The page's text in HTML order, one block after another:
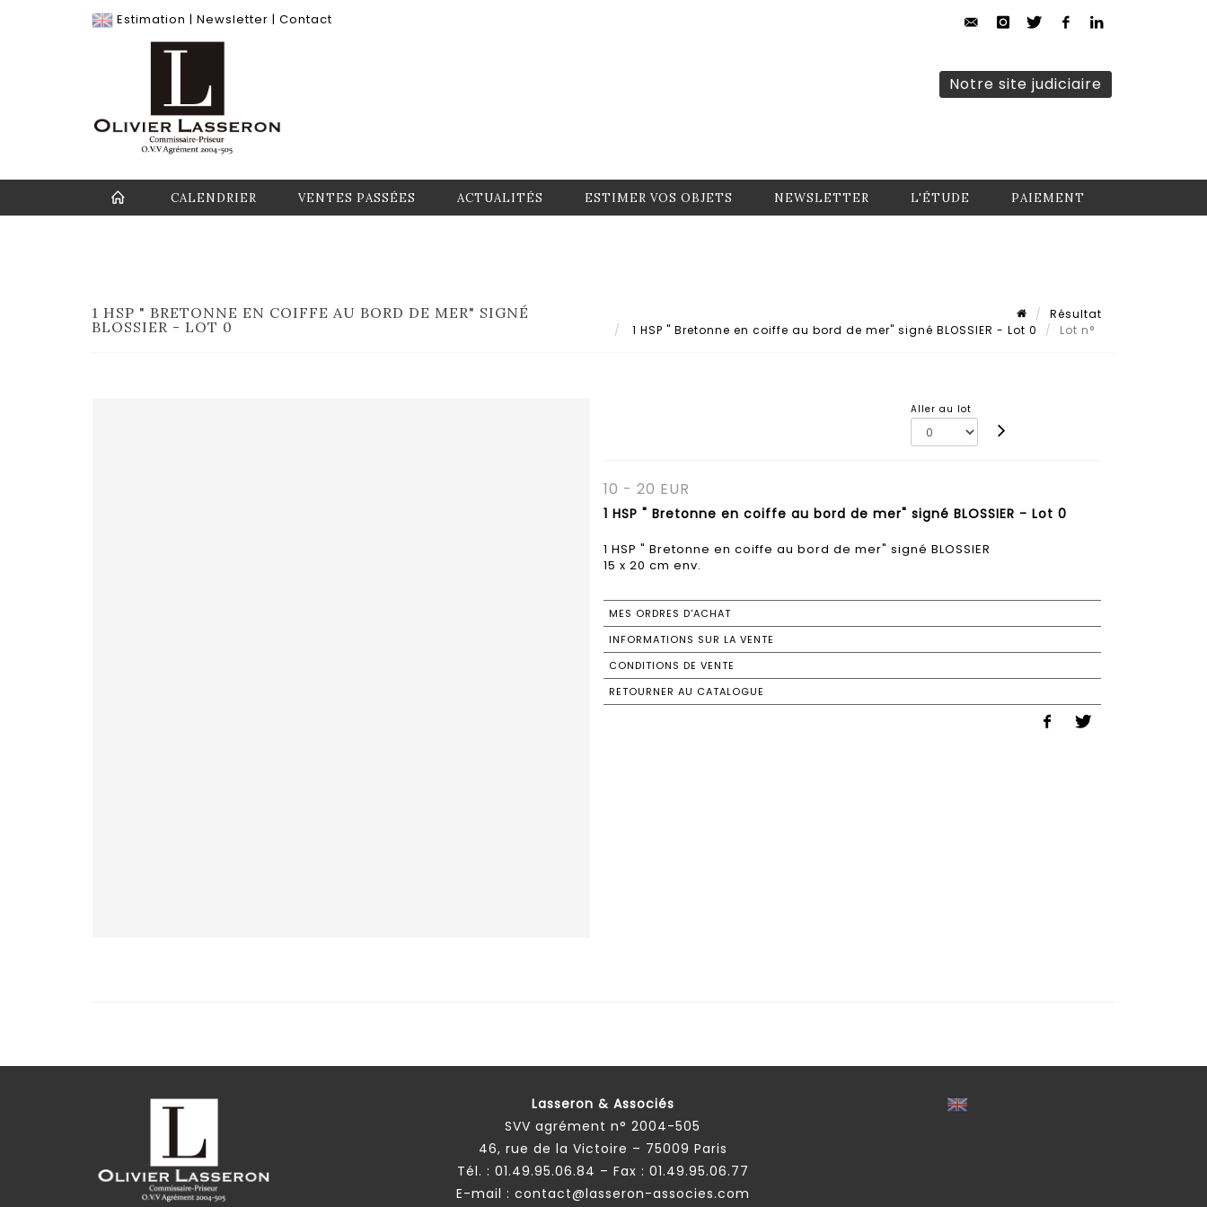
Estimation | Newsletter | Contact
Notre site judiciaire
CALENDRIER VENTES PASSÉES ACTUALITÉS ESTIMER VOS OBJETS NEWSLETTER L'ÉTUDE PAIEMENT
1 HSP " BRETONNE EN COIFFE AU BORD DE MER" SIGNÉ
BLOSSIER - LOT 0
Résultat
1 HSP " Bretonne en coiffe au bord de mer" signé BLOSSIER - Lot 0
Lot n°
Aller au lot
10 - 20 EUR
1 HSP " Bretonne en coiffe au bord de mer" signé BLOSSIER - Lot 0
1 HSP " Bretonne en coiffe au bord de mer" signé BLOSSIER
MES ORDRES D'ACHAT
INFORMATIONS SUR LA VENTE
CONDITIONS DE VENTE
RETOURNER AU CATALOGUE
Lasseron & Associés
SVV agrément n° 2004-505
46, rue de la Victoire – 75009 Paris
Tél. : 01.49.95.06.84 – Fax : 01.49.95.06.77
E-mail : contact@lasseron-associes.com